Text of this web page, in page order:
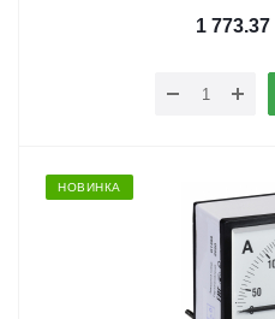
1 773.37
НОВИНКА